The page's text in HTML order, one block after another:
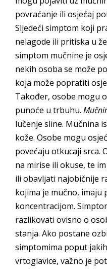
povraćanje ili osjećaj
Sljedeći simptom koji
nelagode ili pritiska u
simptom mučnine je
nekih osoba se može
koja može popratiti
Također, osobe mogu
punoće u trbuhu.
lučenje sline. Mučnina
kože. Osobe mogu
povećaju otkucaji srca.
na mirise ili okuse, te
ili obavljati najobičnije
kojima je mučno, imaju
koncentracijom.
razlikovati ovisno o
stanja. Ako postane
simptomima poput
vrtoglavice, važno je